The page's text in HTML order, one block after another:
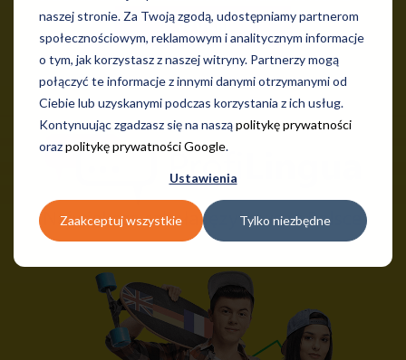
naszej stronie. Za Twoją zgodą, udostępniamy partnerom
społecznościowym, reklamowym i analitycznym informacje
o tym, jak korzystasz z naszej witryny. Partnerzy mogą
połączyć te informacje z innymi danymi otrzymanymi od
Ciebie lub uzyskanymi podczas korzystania z ich usług.
Kontynuując zgadzasz się na nasząpolitykę prywatności
orazpolitykę prywatności Google.
Ustawienia
Zaakceptuj wszystkie Tylko niezbędne
Wyślij